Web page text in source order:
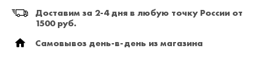
Доставим за 2-4 дня в любую точку России от
1500 руб.
Самовывоз день-в-день из магазина